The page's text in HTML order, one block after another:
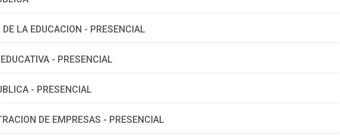
LA EDUCACION - PRESENCIAL
- PRESENCIAL
- PRESENCIAL
DE EMPRESAS - PRESENCIAL